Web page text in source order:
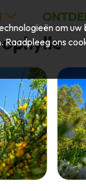
om
Raadpleeg ons